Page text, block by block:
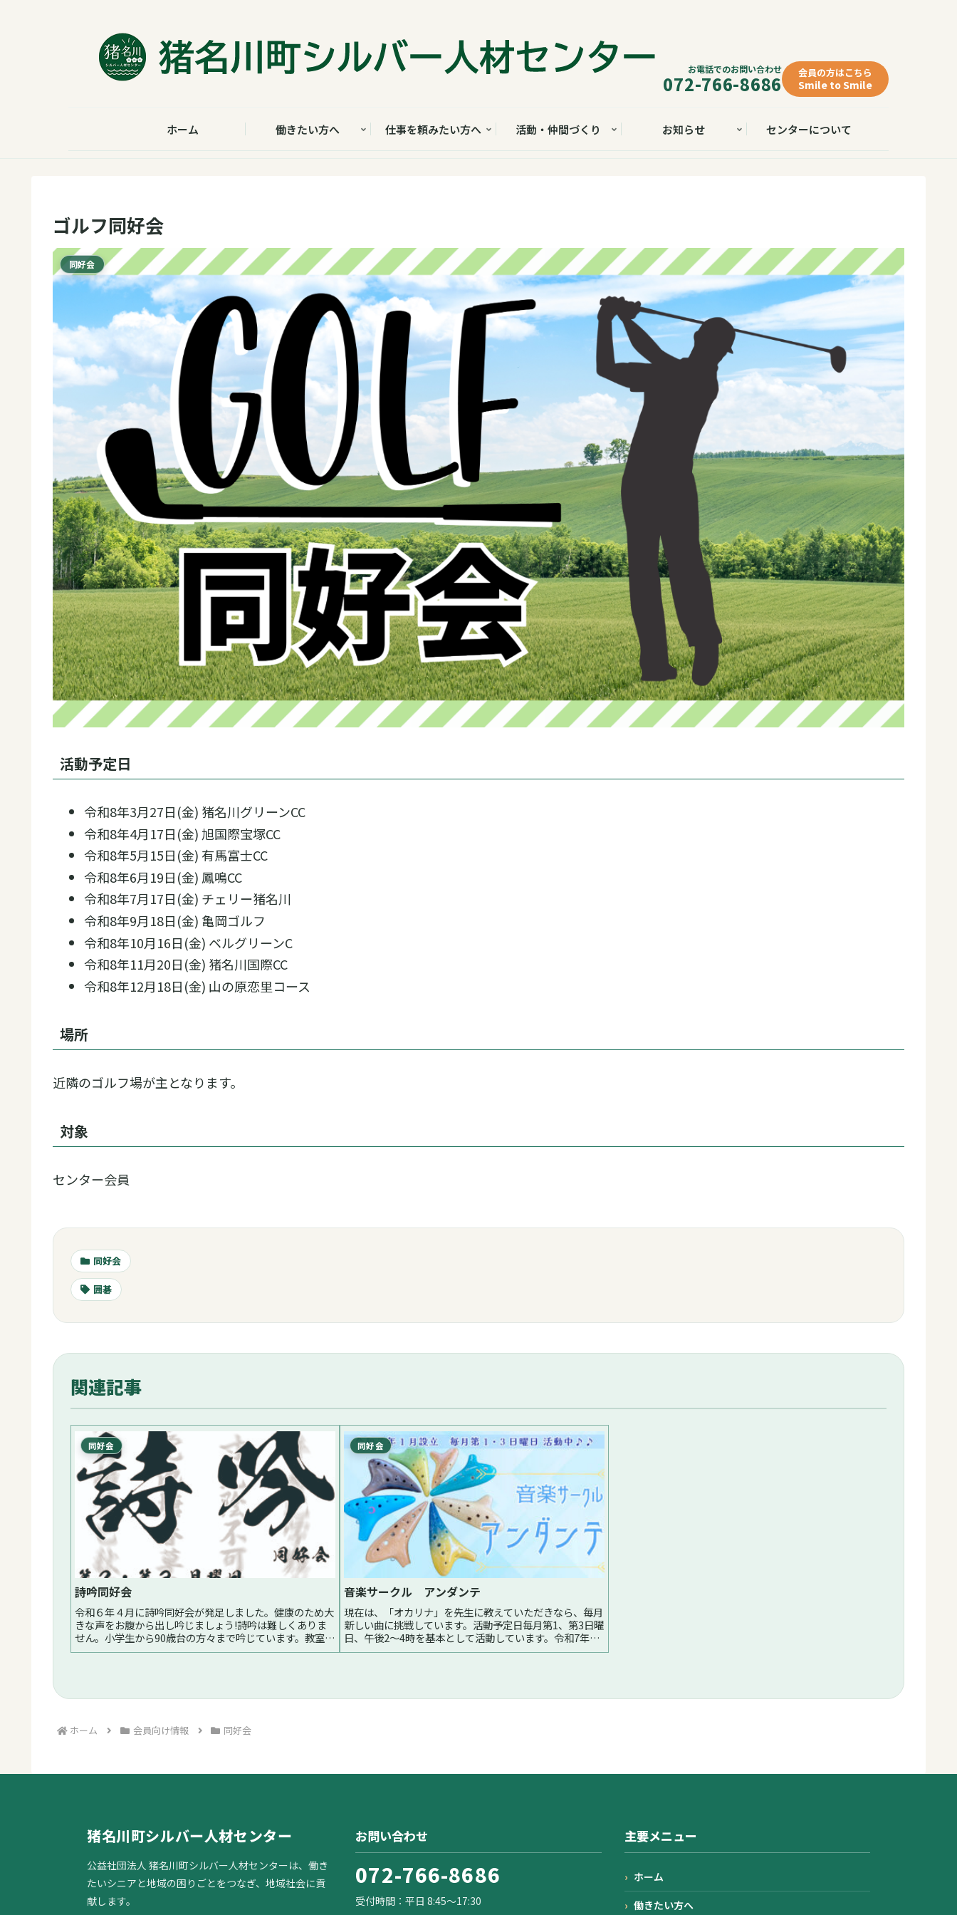
ホーム 働きたい方へ 仕事を頼みたい方へ 活動・仲間づくり お知らせ センターについて
お電話でのお問い合わせ
072-766-8686 会員の方はこちら
Smile to Smile
ゴルフ同好会
同好会
活動予定日
令和8年3月27日(金) 猪名川グリーンCC
令和8年4月17日(金) 旭国際宝塚CC
令和8年5月15日(金) 有馬富士CC
令和8年6月19日(金) 鳳鳴CC
令和8年7月17日(金) チェリー猪名川
令和8年9月18日(金) 亀岡ゴルフ
令和8年10月16日(金) ベルグリーンC
令和8年11月20日(金) 猪名川国際CC
令和8年12月18日(金) 山の原恋里コース
場所
近隣のゴルフ場が主となります。
対象
センター会員
同好会
囲碁
関連記事
同好会
詩吟同好会
令和６年４月に詩吟同好会が発足しました。健康のため大
きな声をお腹から出し吟じましょう!詩吟は難しくありま
せん。小学生から90歳台の方々まで吟じています。教室は
月に2回、1日2時間の予定です。先生によるご指導もござ
同好会
音楽サークル アンダンテ
現在は、「オカリナ」を先生に教えていただきなら、毎月
新しい曲に挑戦しています。活動予定日毎月第1、第3日曜
日、午後2～4時を基本として活動しています。令和7年11
月2日(日）、16日（日）令和7年12月7日(日）、21日
ホーム 会員向け情報 同好会
猪名川町シルバー人材センター
公益社団法人 猪名川町シルバー人材センターは、働き
たいシニアと地域の困りごとをつなぎ、地域社会に貢
献します。
お問い合わせ
072-766-8686
受付時間：平日 8:45〜17:30
主要メニュー
ホーム
働きたい方へ